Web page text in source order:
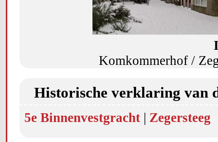
Komkommerhof /
Historische verklaring van
5e Binnenvestgracht | Zegersteeg